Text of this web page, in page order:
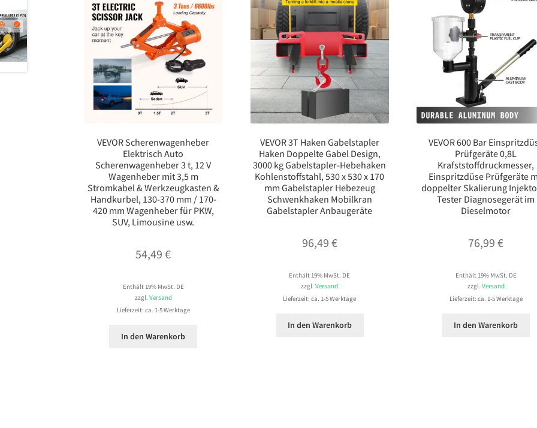
VEVOR Scherenwagenheber
Elektrisch Auto
Scherenwagenheber 3 t, 12 V
Wagenheber mit 3,5 m
Stromkabel & Werkzeugkasten &
Handkurbel, 130-370 mm / 170-
420 mm Wagenheber für PKW,
SUV, Limousine usw.
54,49€
Enthält 19% MwSt. DE
zzgl. Versand
Lieferzeit: ca. 1-5 Werktage
In den Warenkorb
VEVOR 3T Haken Gabelstapler
Haken Doppelte Gabel Design,
3000 kg Gabelstapler-Hebehaken
Kohlenstoffstahl, 530 x 530 x 170
mm Gabelstapler Hebezeug
Schwenkhaken Mobilkran
Gabelstapler Anbaugeräte
96,49 €
Enthält 19% MwSt. DE
zzgl.Versand
Lieferzeit: ca. 1-5 Werktage
In den Warenkorb
VEVOR 600 Bar
Prüfgeräte 0,8L
Krafststoffdruckmesser,
Einspritzdüse Prüfgeräte
doppelter Skalierung
Tester Diagnosegerät im
Dieselmotor
76,99€
Enthält 19% MwSt. DE
zzgl. Versand
Lieferzeit: ca. 1-5 Werktage
In den Warenkorb